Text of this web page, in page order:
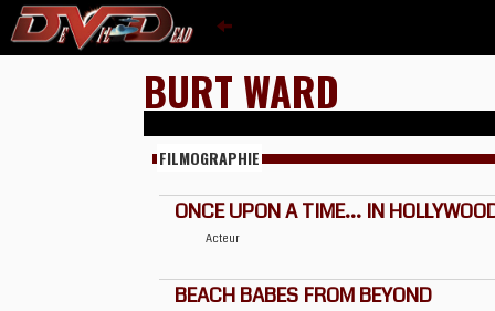
BURT WARD
FILMOGRAPHIE
ONCE UPON A TIME... IN
Acteur
BEACH BABES FROM BEYOND